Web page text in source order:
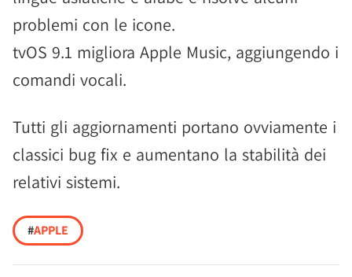
problemi con le icone.
tvOS 9.1 migliora Apple Music, aggiungendo i
comandi vocali.
Tutti gli aggiornamenti portano ovviamente i
classici bug fix e aumentano la stabilità dei
relativi sistemi.
#APPLE